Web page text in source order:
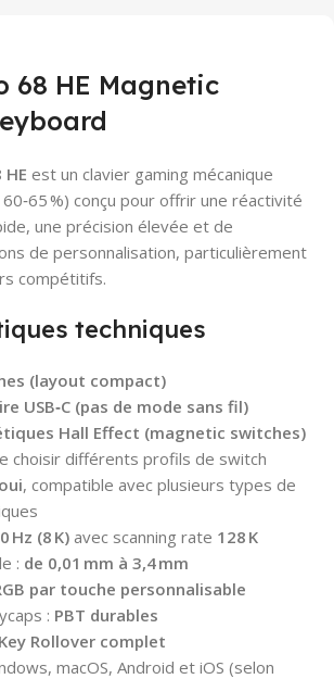
68 HE Magnetic
est un clavier gaming mécanique
%) conçu pour offrir une réactivité
une précision élevée et de
de personnalisation, particulièrement
compétitifs.
techniques
(layout compact)
USB‑C (pas de mode sans fil)
Hall Effect (magnetic switches)
choisir différents profils de switch
oui, compatible avec plusieurs types de
Hz (8 K)avec scanning rate 128 K
: de 0,01 mm à 3,4 mm
par touche personnalisable
: PBT durables
Rollover complet
macOS, Android et iOS (selon